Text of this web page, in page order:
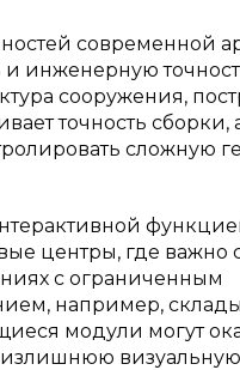
современной
и инженерную
сооружения,
точность сборки,
сложную
центры, где важно
с ограниченным
например,
модули могут
излишнюю визуальную